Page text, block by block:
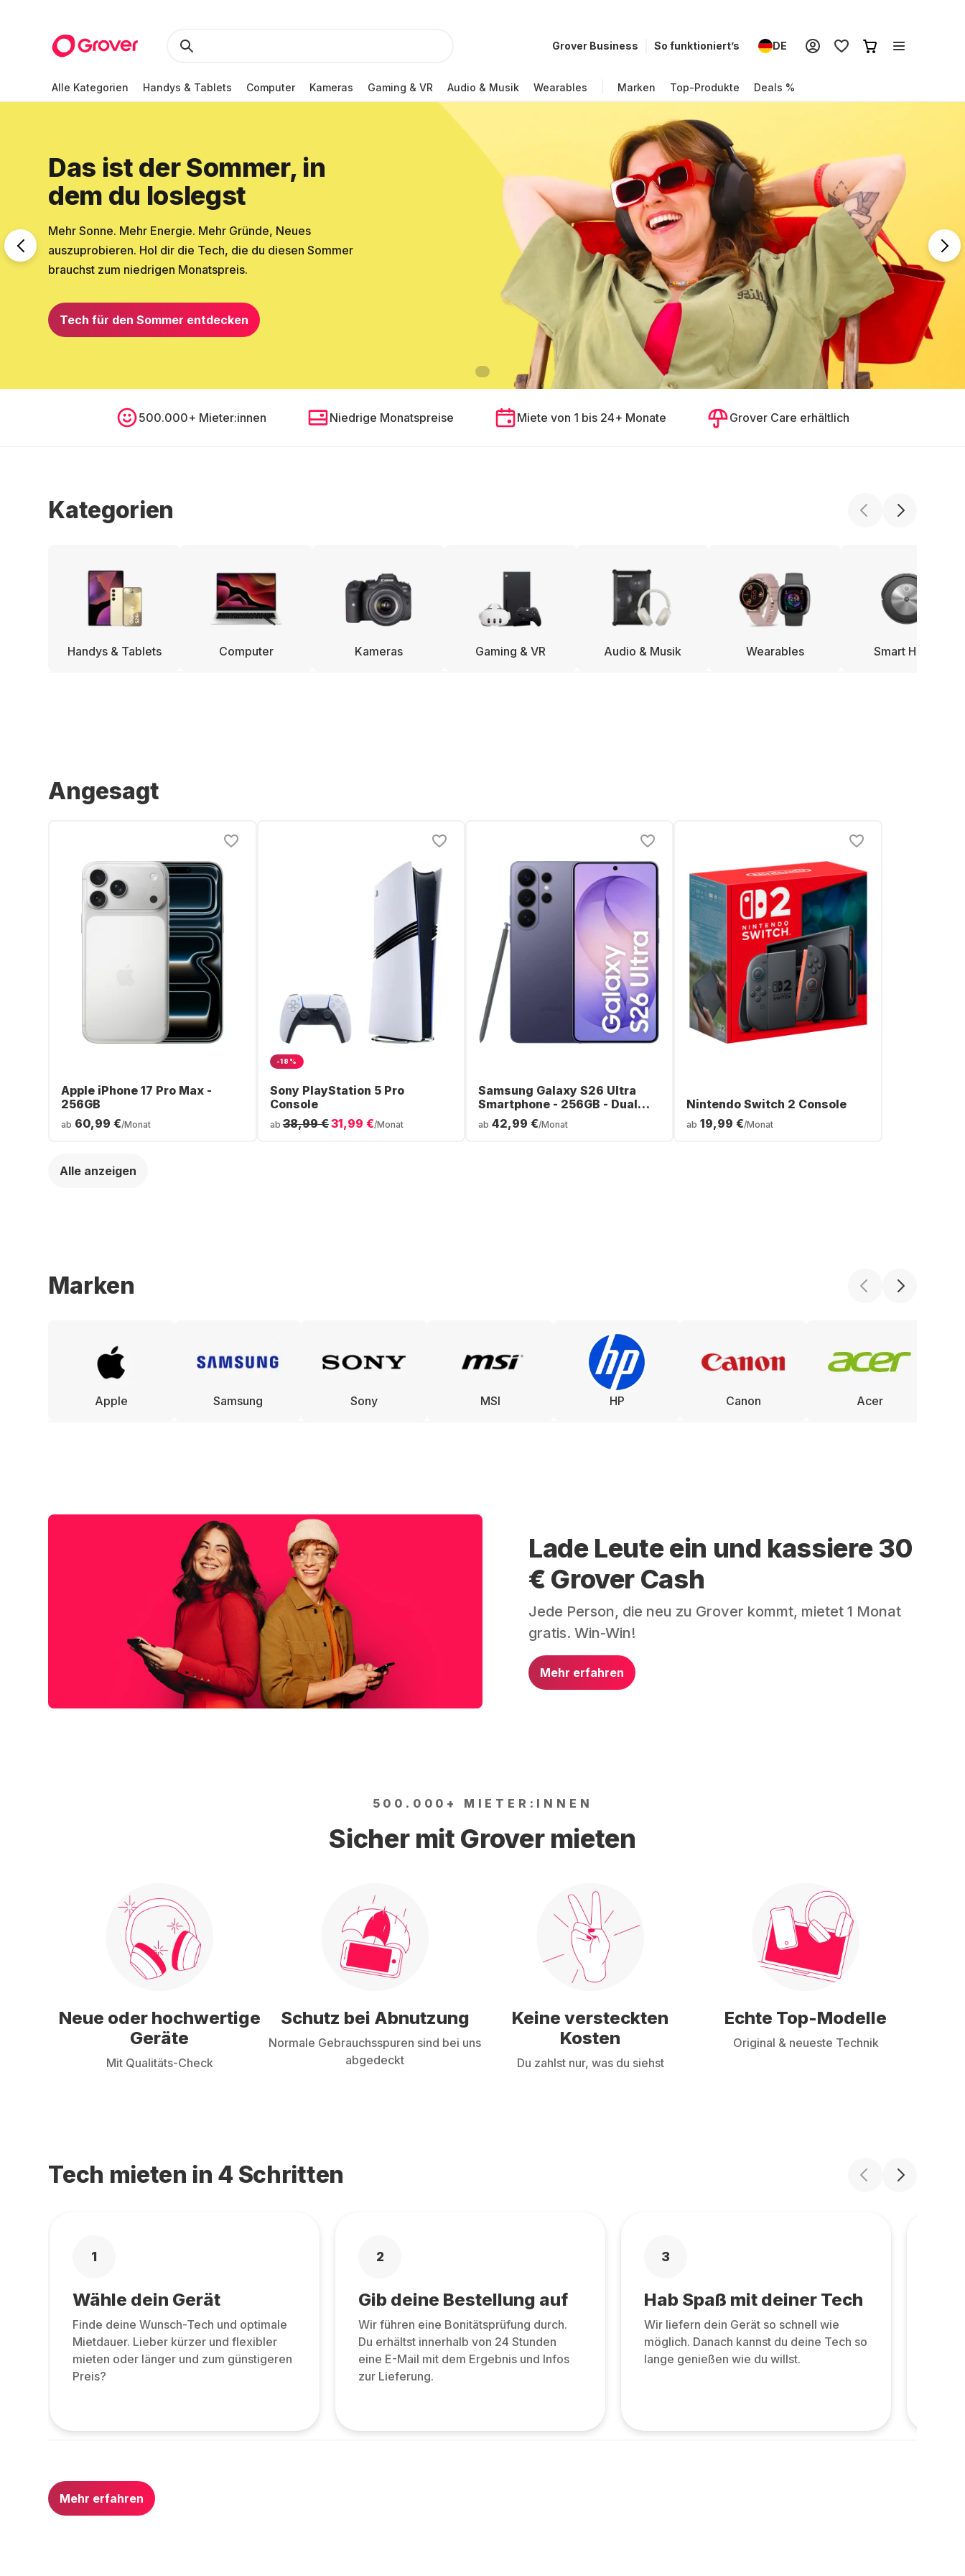
Grover Business So funktioniert’s DE
Alle Kategorien Handys & Tablets Computer Kameras Gaming & VR Audio & Musik Wearables Marken Top-Produkte Deals %
Das ist der Sommer, in
dem du loslegst
Mehr Sonne. Mehr Energie. Mehr Gründe, Neues
auszuprobieren. Hol dir die Tech, die du diesen Sommer
brauchst zum niedrigen Monatspreis.
Tech für den Sommer entdecken
500.000+ Mieter:innen Niedrige Monatspreise Miete von 1 bis 24+ Monate Grover Care erhältlich
Kategorien
Handys & Tablets Computer Kameras Gaming & VR Audio & Musik Wearables Smart Home
Angesagt
Apple iPhone 17 Pro Max -
256GB
ab 60,99 €/Monat
-18%
Sony PlayStation 5 Pro
Console
ab 38,99 €31,99 €/Monat
Samsung Galaxy S26 Ultra
Smartphone - 256GB - Dual
SIM
ab 42,99 €/Monat
Nintendo Switch 2 Console
ab 19,99 €/Monat
Alle anzeigen
Marken
Apple Samsung Sony MSI HP Canon Acer
Lade Leute ein und kassiere 30
€ Grover Cash
Jede Person, die neu zu Grover kommt, mietet 1 Monat
gratis. Win-Win!
Mehr erfahren
500.000+ MIETER:INNEN
Sicher mit Grover mieten
Neue oder hochwertige
Geräte
Mit Qualitäts-Check
Schutz bei Abnutzung
Normale Gebrauchsspuren sind bei uns
abgedeckt
Keine versteckten
Kosten
Du zahlst nur, was du siehst
Echte Top-Modelle
Original & neueste Technik
Tech mieten in 4 Schritten
1
Wähle dein Gerät
Finde deine Wunsch-Tech und optimale
Mietdauer. Lieber kürzer und flexibler
mieten oder länger und zum günstigeren
Preis?
2
Gib deine Bestellung auf
Wir führen eine Bonitätsprüfung durch.
Du erhältst innerhalb von 24 Stunden
eine E-Mail mit dem Ergebnis und Infos
zur Lieferung.
3
Hab Spaß mit deiner Tech
Wir liefern dein Gerät so schnell wie
möglich. Danach kannst du deine Tech so
lange genießen wie du willst.
Mehr erfahren